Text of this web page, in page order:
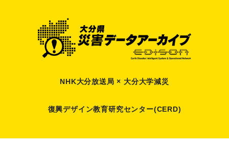
NHK大分放送局 × 大分大学減災
復興デザイン教育研究センター(CERD)